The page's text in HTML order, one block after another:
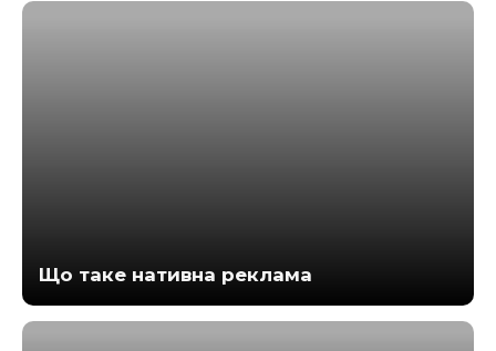
Що таке нативна реклама